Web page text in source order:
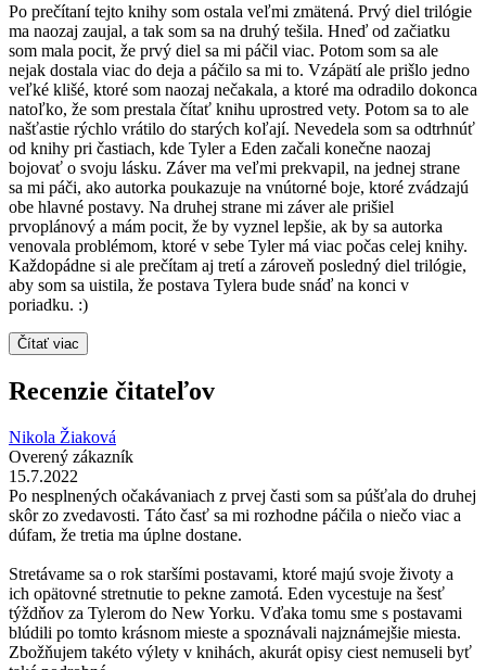
Po prečítaní tejto knihy som ostala veľmi zmätená. Prvý diel trilógie
ma naozaj zaujal, a tak som sa na druhý tešila. Hneď od začiatku
som mala pocit, že prvý diel sa mi páčil viac. Potom som sa ale
nejak dostala viac do deja a páčilo sa mi to. Vzápätí ale prišlo jedno
veľké klišé, ktoré som naozaj nečakala, a ktoré ma odradilo dokonca
natoľko, že som prestala čítať knihu uprostred vety. Potom sa to ale
našťastie rýchlo vrátilo do starých koľají. Nevedela som sa odtrhnúť
od knihy pri častiach, kde Tyler a Eden začali konečne naozaj
bojovať o svoju lásku. Záver ma veľmi prekvapil, na jednej strane
sa mi páči, ako autorka poukazuje na vnútorné boje, ktoré zvádzajú
obe hlavné postavy. Na druhej strane mi záver ale prišiel
prvoplánový a mám pocit, že by vyznel lepšie, ak by sa autorka
venovala problémom, ktoré v sebe Tyler má viac počas celej knihy.
Každopádne si ale prečítam aj tretí a zároveň posledný diel trilógie,
aby som sa uistila, že postava Tylera bude snáď na konci v
poriadku. :)
Čítať viac
Recenzie čitateľov
Nikola Žiaková
Overený zákazník
15.7.2022
Po nesplnených očakávaniach z prvej časti som sa púšťala do druhej
skôr zo zvedavosti. Táto časť sa mi rozhodne páčila o niečo viac a
dúfam, že tretia ma úplne dostane.
Stretávame sa o rok staršími postavami, ktoré majú svoje životy a
ich opätovné stretnutie to pekne zamotá. Eden vycestuje na šesť
týždňov za Tylerom do New Yorku. Vďaka tomu sme s postavami
blúdili po tomto krásnom mieste a spoznávali najznámejšie miesta.
Zbožňujem takéto výlety v knihách, akurát opisy ciest nemuseli byť